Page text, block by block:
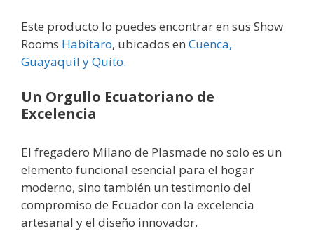
Este producto lo puedes encontrar en sus Show
Rooms Habitaro, ubicados en Cuenca,
Guayaquil y Quito.
Un Orgullo Ecuatoriano de
Excelencia
El fregadero Milano de Plasmade no solo es un
elemento funcional esencial para el hogar
moderno, sino también un testimonio del
compromiso de Ecuador con la excelencia
artesanal y el diseño innovador.